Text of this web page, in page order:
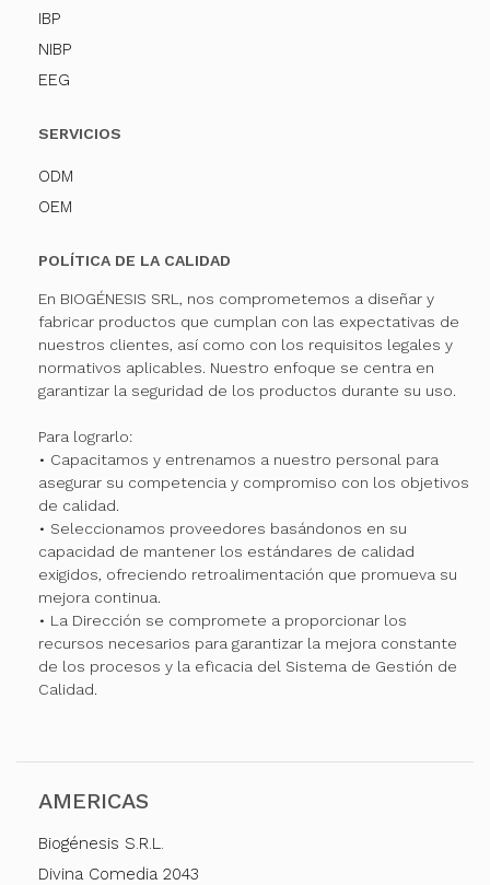
IBP
NIBP
EEG
SERVICIOS
ODM
OEM
POLÍTICA DE LA CALIDAD
En BIOGÉNESIS SRL, nos comprometemos a diseñar y
fabricar productos que cumplan con las expectativas de
nuestros clientes, así como con los requisitos legales y
normativos aplicables. Nuestro enfoque se centra en
garantizar la seguridad de los productos durante su uso.
Para lograrlo:
• Capacitamos y entrenamos a nuestro personal para
asegurar su competencia y compromiso con los objetivos
de calidad.
• Seleccionamos proveedores basándonos en su
capacidad de mantener los estándares de calidad
exigidos, ofreciendo retroalimentación que promueva su
mejora continua.
• La Dirección se compromete a proporcionar los
recursos necesarios para garantizar la mejora constante
de los procesos y la eficacia del Sistema de Gestión de
Calidad.
AMERICAS
Biogénesis S.R.L.
Divina Comedia 2043